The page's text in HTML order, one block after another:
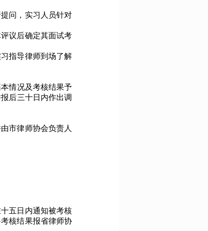
问，实习人员针对
议后确定其面试考
指导律师到场了解
情况及考核结果予
后三十日内作出调
市律师协会负责人
五日内通知被考核
核结果报省律师协